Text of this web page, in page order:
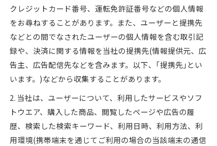
クレジットカード番号、運転免許証番号などの個人情報
をお尋ねすることがあります。また、ユーザーと提携先
などとの間でなされたユーザーの個人情報を含む取引記
録や、決済に関する情報を当社の提携先(情報提供元、広
告主、広告配信先などを含みます。以下、｢提携先｣とい
います。)などから収集することがあります。
2. 当社は、ユーザーについて、利用したサービスやソフ
トウエア、購入した商品、閲覧したページや広告の履
歴、検索した検索キーワード、利用日時、利用方法、利
用環境(携帯端末を通じてご利用の場合の当該端末の通信